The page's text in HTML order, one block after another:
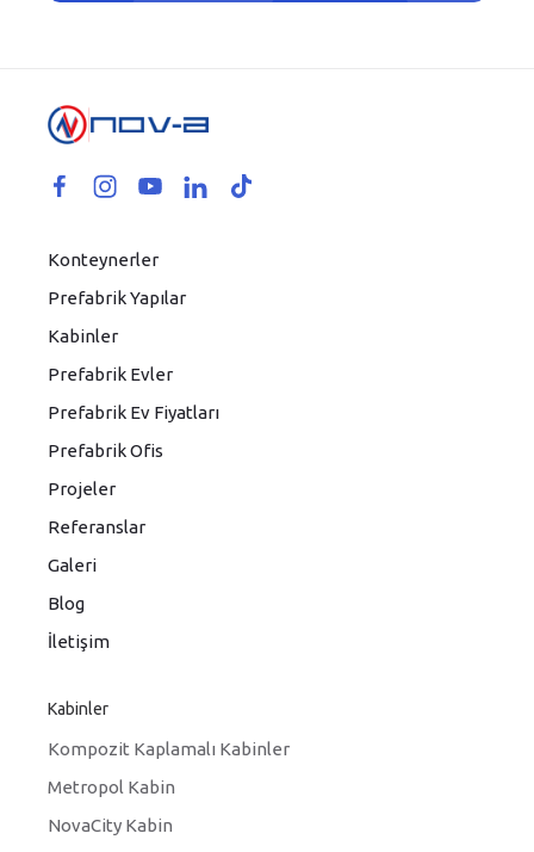
Konteynerler
Prefabrik Yapılar
Kabinler
Prefabrik Evler
Prefabrik Ev Fiyatları
Prefabrik Ofis
Projeler
Referanslar
Galeri
Blog
İletişim
Kabinler
Kompozit Kaplamalı Kabinler
Metropol Kabin
NovaCity Kabin